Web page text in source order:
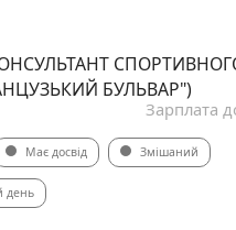
БУЛЬВАР")
Зарплата
Має досвід Змішаний
день